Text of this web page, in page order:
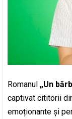
Romanul „Un
captivat cititorii
emoționante și